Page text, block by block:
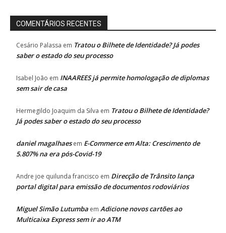
COMENTÁRIOS RECENTES
Cesário Palassa em Tratou o Bilhete de Identidade? Já podes
saber o estado do seu processo
Isabel João em INAAREES já permite homologação de diplomas
sem sair de casa
Hermegildo Joaquim da Silva em Tratou o Bilhete de Identidade?
Já podes saber o estado do seu processo
daniel magalhaesem E-Commerce em Alta: Crescimento de
5.807% na era pós-Covid-19
Andre joe quilunda francisco em Direcção de Trânsito lança
portal digital para emissão de documentos rodoviários
Miguel Simão Lutumba em Adicione novos cartões ao
Multicaixa Express sem ir ao ATM